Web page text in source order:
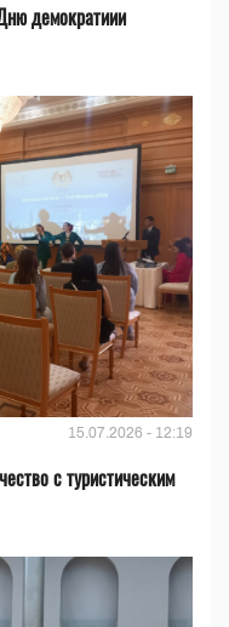
демократиии
15.07.2026 - 12:19
с туристическим